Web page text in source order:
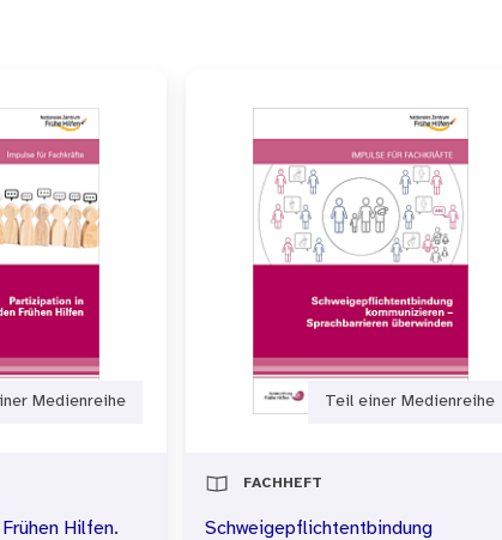
Medienreihe
Hilfen.
Teil einer Medienreihe
FACHHEFT
Schweigepflichtentbindung